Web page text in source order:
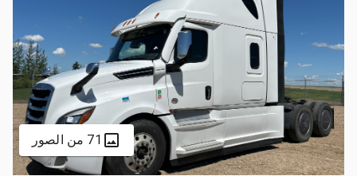
71 من الصور